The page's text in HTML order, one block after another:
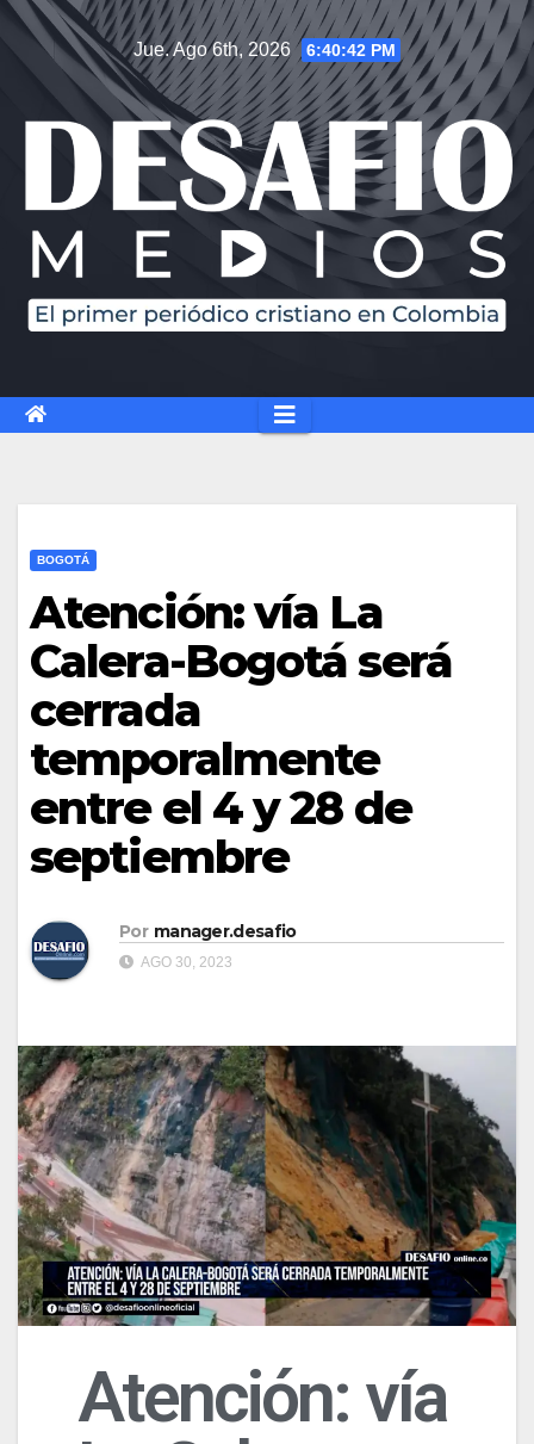
Jue. Ago 6th, 2026 6:40:43 PM
BOGOTÁ
Atención: vía La
Calera-Bogotá será
cerrada
temporalmente
entre el 4 y 28 de
septiembre
Por manager.desafio
AGO 30, 2023
Atención: vía